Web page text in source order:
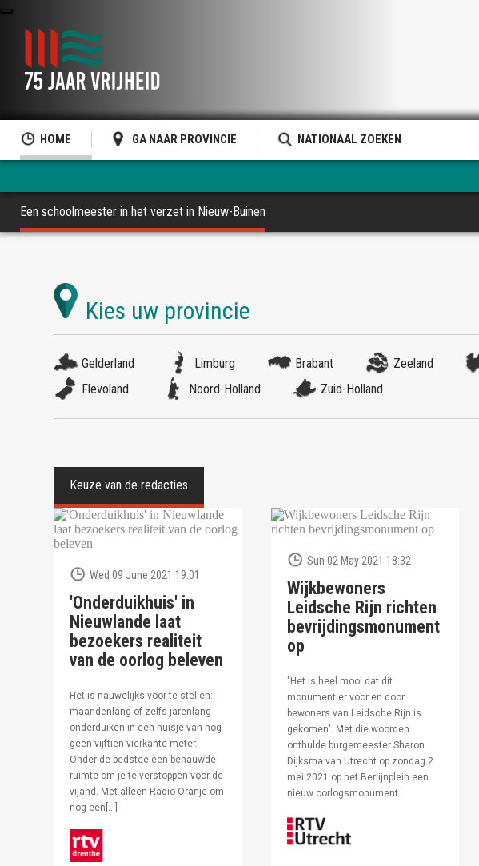
HOME GA NAAR PROVINCIE NATIONAAL ZOEKEN
Een schoolmeester in het verzet in Nieuw-Buinen
Gelderland Limburg Brabant Zeeland
Flevoland
Noord-Holland Zuid-Holland
Wed 09 June 2021 19:01
'Onderduikhuis' in
Nieuwlande laat
bezoekers realiteit
van de oorlog beleven
Het is nauwelijks voor te stellen:
maandenlang of zelfs jarenlang
onderduiken in een huisje van nog
geen vijftien vierkante meter.
Onder de bedstee een benauwde
ruimte om je te verstoppen voor de
vijand. Met alleen Radio Oranje om
nog een[…]
Sun 02 May 2021 18:32
Wijkbewoners
Leidsche Rijn richten
bevrijdingsmonument
op
"Het is heel mooi dat dit
monument er voor en door
bewoners van Leidsche Rijn is
gekomen". Met die woorden
onthulde burgemeester Sharon
Dijksma van Utrecht op zondag 2
mei 2021 op het Berlijnplein een
nieuw oorlogsmonument.